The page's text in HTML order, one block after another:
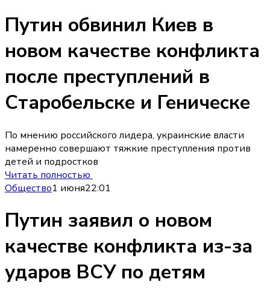
Путин обвинил Киев в
новом качестве конфликта
после преступлений в
Старобельске и Геническе
По мнению российского лидера, украинские власти
намеренно совершают тяжкие преступления против
детей и подростков
Читать полностью
Общество1 июня22:01
Путин заявил о новом
качестве конфликта из-за
ударов ВСУ по детям